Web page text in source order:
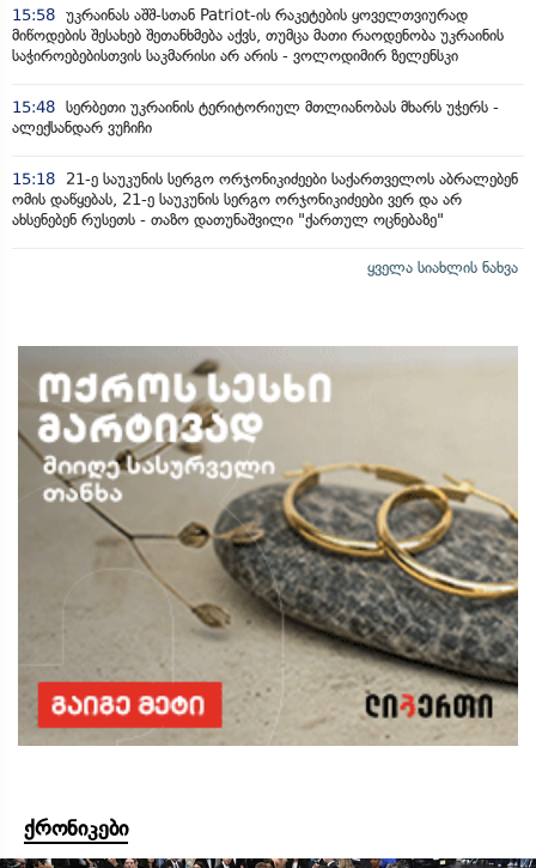
15:58 უკრაინას აშშ-სთან Patriot-ის რაკეტების ყოველთვიურად
მიწოდების შესახებ შეთანხმება აქვს, თუმცა მათი რაოდენობა უკრაინის
საჭიროებებისთვის საკმარისი არ არის - ვოლოდიმირ ზელენსკი
15:48 სერბეთი უკრაინის ტერიტორიულ მთლიანობას მხარს უჭერს -
ალექსანდარ ვუჩიჩი
15:18
21-ე საუკუნის სერგო ორჯონიკიძეები საქართველოს აბრალებენ
ომის დაწყებას, 21-ე საუკუნის სერგო ორჯონიკიძეები ვერ და არ
ახსენებენ რუსეთს - თაზო დათუნაშვილი "ქართულ ოცნებაზე"
ყველა სიახლის ნახვა
ქრონიკები